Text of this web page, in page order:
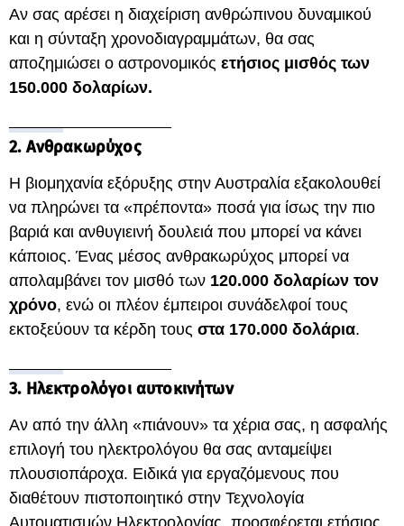
Αν σας αρέσει η διαχείριση ανθρώπινου δυναμικού
και η σύνταξη χρονοδιαγραμμάτων, θα σας
αποζημιώσει ο αστρονομικός ετήσιος μισθός των
150.000 δολαρίων.
2. Ανθρακωρύχος
Η βιομηχανία εξόρυξης στην Αυστραλία εξακολουθεί
να πληρώνει τα «πρέποντα» ποσά για ίσως την πιο
βαριά και ανθυγιεινή δουλειά που μπορεί να κάνει
κάποιος. Ένας μέσος ανθρακωρύχος μπορεί να
απολαμβάνει τον μισθό των 120.000 δολαρίων τον
χρόνο, ενώ οι πλέον έμπειροι συνάδελφοί τους
εκτοξεύουν τα κέρδη τους στα 170.000 δολάρια.
3. Ηλεκτρολόγοι αυτοκινήτων
Αν από την άλλη «πιάνουν» τα χέρια σας, η ασφαλής
επιλογή του ηλεκτρολόγου θα σας ανταμείψει
πλουσιοπάροχα. Ειδικά για εργαζόμενους που
διαθέτουν πιστοποιητικό στην Τεχνολογία
Αυτοματισμών Ηλεκτρολογίας, προσφέρεται ετήσιος